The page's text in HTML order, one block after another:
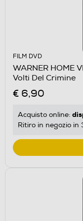
FILM DVD
WARNER HOME
Volti Del Crimine
€ 6,90
Acquisto online:
Ritiro in negozio